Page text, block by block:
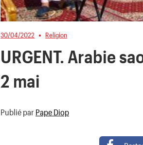
30/04/2022 Religion
URGENT. Arabie
2 mai
Publié par Pape Diop